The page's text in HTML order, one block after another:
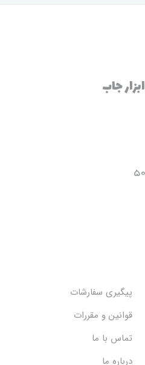
ابزار جاب
پیگیری سفارشات
قوانین و مقررات
تماس با ما
درباره ما